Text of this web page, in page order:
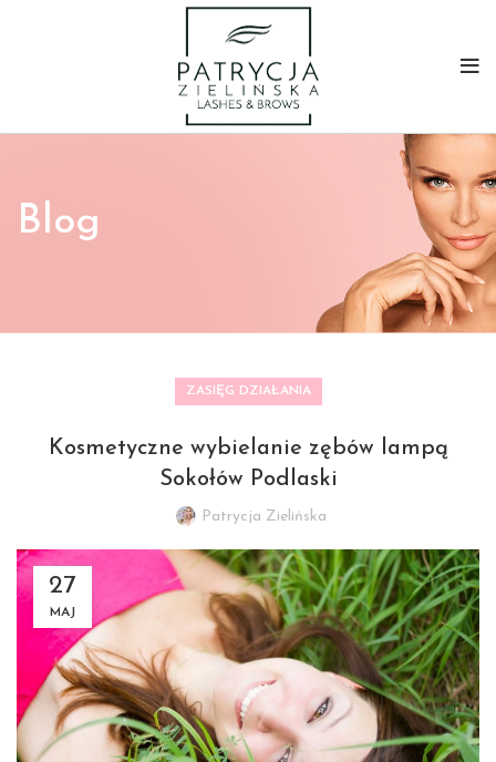
Blog
ZASIĘG DZIAŁANIA
Kosmetyczne wybielanie zębów lampą
Sokołów Podlaski
Patrycja Zielińska
27
MAJ